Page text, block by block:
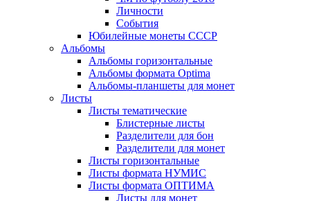
Личности
События
Юбилейные монеты СССР
Альбомы
Альбомы горизонтальные
Альбомы формата Optima
Альбомы-планшеты для монет
Листы
Листы тематические
Блистерные листы
Разделители для бон
Разделители для монет
Листы горизонтальные
Листы формата НУМИС
Листы формата ОПТИМА
Листы для монет